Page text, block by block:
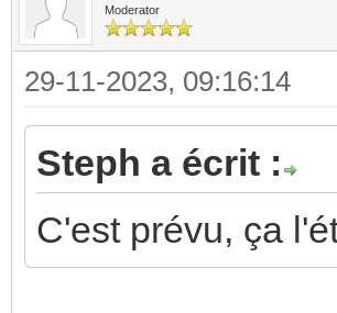
Moderator
29-11-2023, 09:16:14
Steph a écrit :
C'est prévu, ça